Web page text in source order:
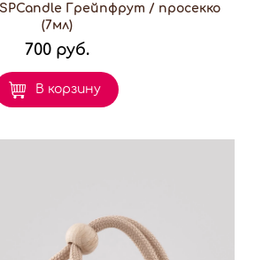
Грейпфрут / просекко
(7мл)
700 руб.
В корзину